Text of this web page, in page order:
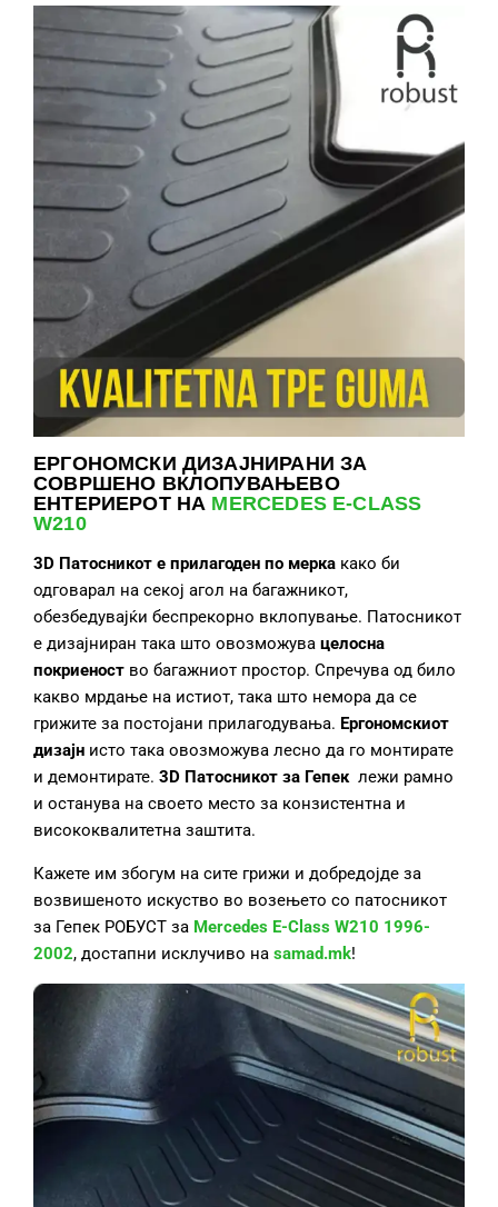
ЕРГОНОМСКИ ДИЗАЈНИРАНИ ЗА
СОВРШЕНО ВКЛОПУВАЊЕВО
ЕНТЕРИЕРОТ НА MERCEDES E-CLASS
W210
3D Патосникот е прилагоден по мерка како би
одговарал на секој агол на багажникот,
обезбедувајќи беспрекорно вклопување. Патосникот
е дизајниран така што овозможува целосна
покриеност во багажниот простор. Спречува од било
какво мрдање на истиот, така што немора да се
грижите за постојани прилагодувања. Ергономскиот
дизајн исто така овозможува лесно да го монтирате
и демонтирате. 3D Патосникот за Гепеклежи рамно
и останува на своето место за конзистентна и
висококвалитетна заштита.
Кажете им збогум на сите грижи и добредојде за
возвишеното искуство во возењето со патосникот
за Гепек РОБУСТ за Mercedes E-Class W210 1996-
2002, достапни исклучиво на samad.mk!